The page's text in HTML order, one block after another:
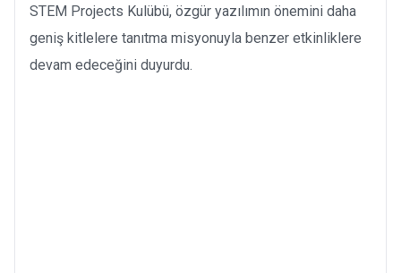
STEM Projects Kulübü, özgür yazılımın önemini daha
geniş kitlelere tanıtma misyonuyla benzer etkinliklere
devam edeceğini duyurdu.